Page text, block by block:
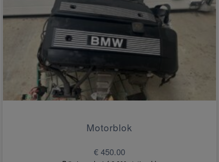
Motorblok
€ 450.00